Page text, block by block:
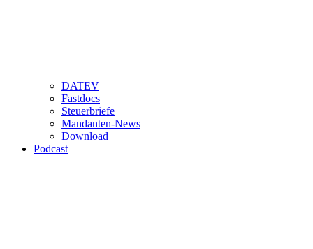
DATEV
Fastdocs
Steuerbriefe
Mandanten-News
Download
Podcast